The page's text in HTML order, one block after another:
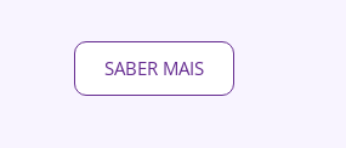
SABER MAIS